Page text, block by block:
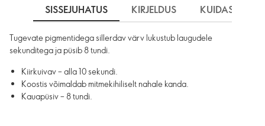
SISSEJUHATUS KIRJELDUS KUIDAS
Tugevate pigmentidega sillerdav värv lukustub laugudele
sekunditega ja püsib 8 tundi.
Kiirkuivav – alla 10 sekundi.
Koostis võimaldab mitmekihiliselt nahale kanda.
Kauapüsiv – 8 tundi.